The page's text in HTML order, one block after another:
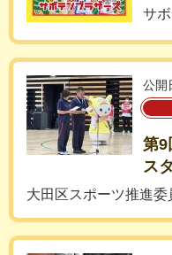
サ
公開
第9
ス
大田区スポーツ推進委